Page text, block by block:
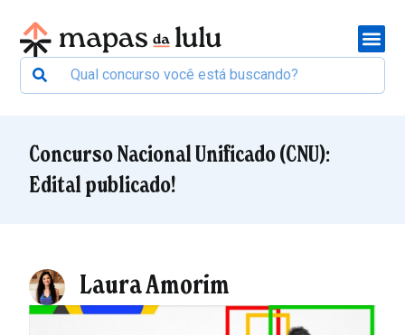
Concurso Nacional Unificado (CNU):
Edital publicado!
Laura Amorim